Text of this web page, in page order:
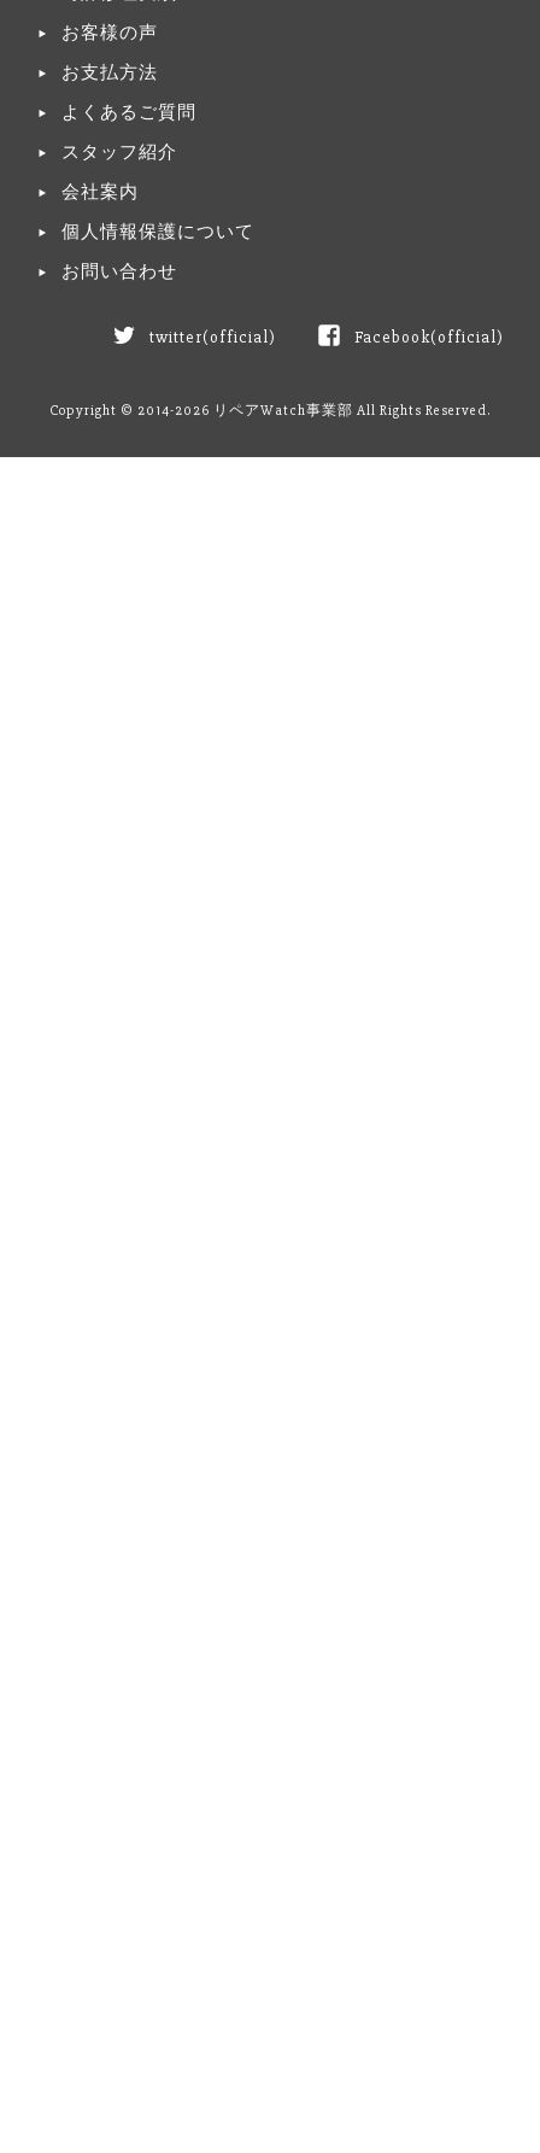
お客様の声
お支払方法
よくあるご質問
スタッフ紹介
会社案内
個人情報保護について
お問い合わせ
twitter(official) Facebook(official)
Copyright © 2014-2026 リペアWatch事業部 All Rights Reserved.